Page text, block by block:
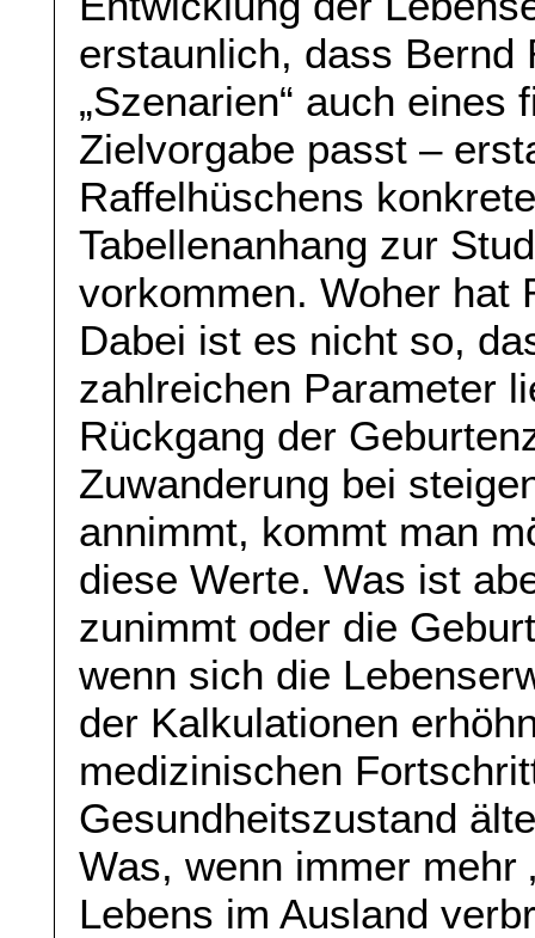
erstaunlich, dass Bernd
„Szenarien“ auch
Zielvorgabe passt –
Raffelhüschens
Tabellenanhang zur
vorkommen. Woher hat
Dabei ist es nicht so,
zahlreichen Parameter
Rückgang der
Zuwanderung bei
annimmt, kommt man
diese Werte. Was ist
zunimmt oder die
wenn sich die
der Kalkulationen
medizinischen
Gesundheitszustand
Was, wenn immer mehr
Lebens im Ausland